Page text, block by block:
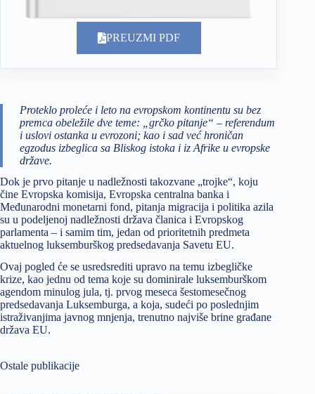
Proteklo proleće i leto na evropskom kontinentu su bez
premca obeležile dve teme: „grčko pitanje“ – referendum
i uslovi ostanka u evrozoni; kao i sad već hroničan
egzodus izbeglica sa Bliskog istoka i iz Afrike u evropske
države.
Dok je prvo pitanje u nadležnosti takozvane „trojke“, koju
čine Evropska komisija, Evropska centralna banka i
Međunarodni monetarni fond, pitanja migracija i politika azila
su u podeljenoj nadležnosti država članica i Evropskog
parlamenta – i samim tim, jedan od prioritetnih predmeta
aktuelnog luksemburškog predsedavanja Savetu EU.
Ovaj pogled će se usredsrediti upravo na temu izbegličke
krize, kao jednu od tema koje su dominirale luksemburškom
agendom minulog jula, tj. prvog meseca šestomesečnog
predsedavanja Luksemburga, a koja, sudeći po poslednjim
istraživanjima javnog mnjenja, trenutno najviše brine građane
država EU.
Ostale publikacije
PREUZMI PDF